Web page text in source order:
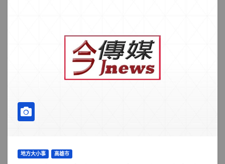
地方大小事 高雄市